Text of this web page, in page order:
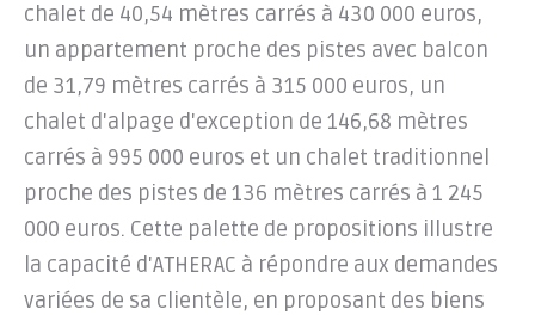
chalet de 40,54 mètres carrés à 430 000 euros,
un appartement proche des pistes avec balcon
de 31,79 mètres carrés à 315 000 euros, un
chalet d'alpage d'exception de 146,68 mètres
carrés à 995 000 euros et un chalet traditionnel
proche des pistes de 136 mètres carrés à 1 245
000 euros. Cette palette de propositions illustre
la capacité d'ATHERAC à répondre aux demandes
variées de sa clientèle, en proposant des biens